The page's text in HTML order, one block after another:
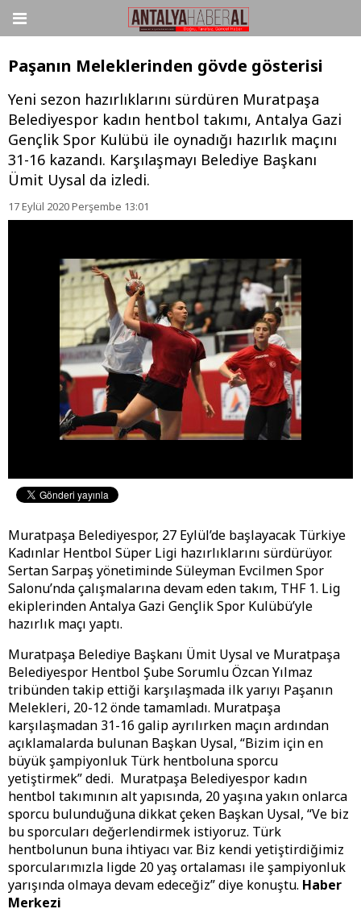
Paşanın Meleklerinden gövde gösterisi
Yeni sezon hazırlıklarını sürdüren Muratpaşa
Belediyespor kadın hentbol takımı, Antalya Gazi
Gençlik Spor Kulübü ile oynadığı hazırlık maçını
31-16 kazandı. Karşılaşmayı Belediye Başkanı
Ümit Uysal da izledi.
17 Eylül 2020 Perşembe 13:01
Muratpaşa Belediyespor, 27 Eylül’de başlayacak Türkiye
Kadınlar Hentbol Süper Ligi hazırlıklarını sürdürüyor.
Sertan Sarpaş yönetiminde Süleyman Evcilmen Spor
Salonu’nda çalışmalarına devam eden takım, THF 1. Lig
ekiplerinden Antalya Gazi Gençlik Spor Kulübü’yle
hazırlık maçı yaptı.
Muratpaşa Belediye Başkanı Ümit Uysal ve Muratpaşa
Belediyespor Hentbol Şube Sorumlu Özcan Yılmaz
tribünden takip ettiği karşılaşmada ilk yarıyı Paşanın
Melekleri, 20-12 önde tamamladı. Muratpaşa
karşılaşmadan 31-16 galip ayrılırken maçın ardından
açıklamalarda bulunan Başkan Uysal, “Bizim için en
büyük şampiyonluk Türk hentboluna sporcu
yetiştirmek” dedi. Muratpaşa Belediyespor kadın
hentbol takımının alt yapısında, 20 yaşına yakın onlarca
sporcu bulunduğuna dikkat çeken Başkan Uysal, “Ve biz
bu sporcuları değerlendirmek istiyoruz. Türk
hentbolunun buna ihtiyacı var. Biz kendi yetiştirdiğimiz
sporcularımızla ligde 20 yaş ortalaması ile şampiyonluk
yarışında olmaya devam edeceğiz” diye konuştu. Haber
Merkezi